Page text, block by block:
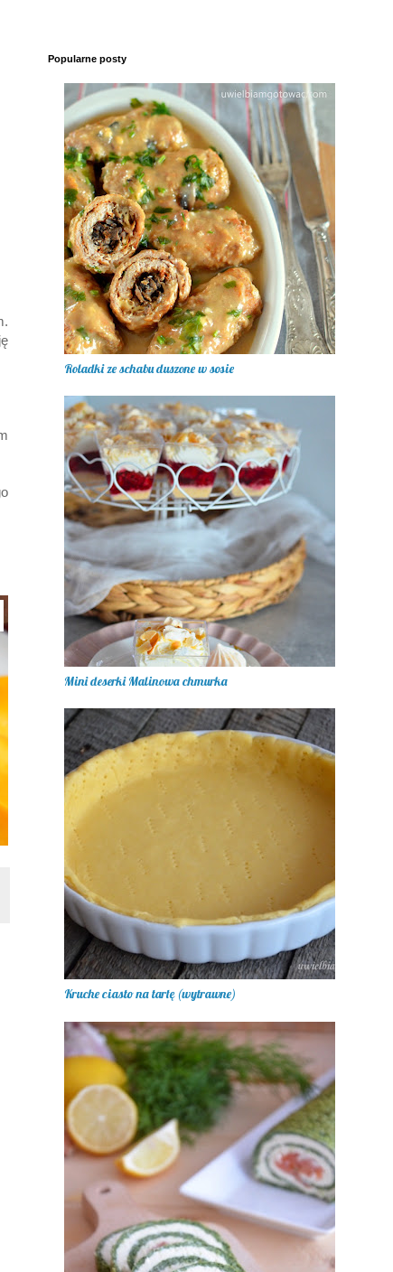
Popularne posty
Roladki ze schabu duszone w sosie
Mini deserki Malinowa chmurka
Kruche ciasto na tartę (wytrawne)